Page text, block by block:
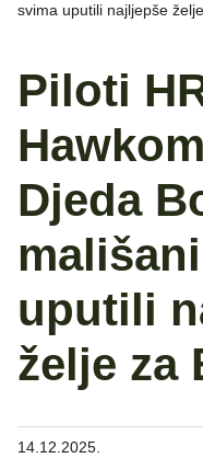
svima uputili najljepše
Piloti
Djeda
uputili
želje za
14.12.2025.